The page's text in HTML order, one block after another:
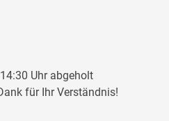
Uhr abgeholt
für Ihr Verständnis!